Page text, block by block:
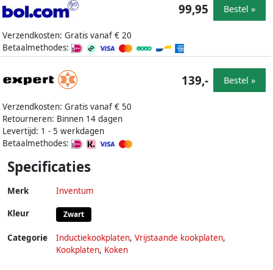
Verzendkosten: Gratis vanaf € 20
Betaalmethodes:
99,95 Bestel »
Verzendkosten: Gratis vanaf € 50
Retourneren: Binnen 14 dagen
Levertijd: 1 - 5 werkdagen
Betaalmethodes:
139,- Bestel »
Specificaties
Merk Inventum
Kleur Zwart
Categorie Inductiekookplaten, Vrijstaande kookplaten,
Kookplaten, Koken